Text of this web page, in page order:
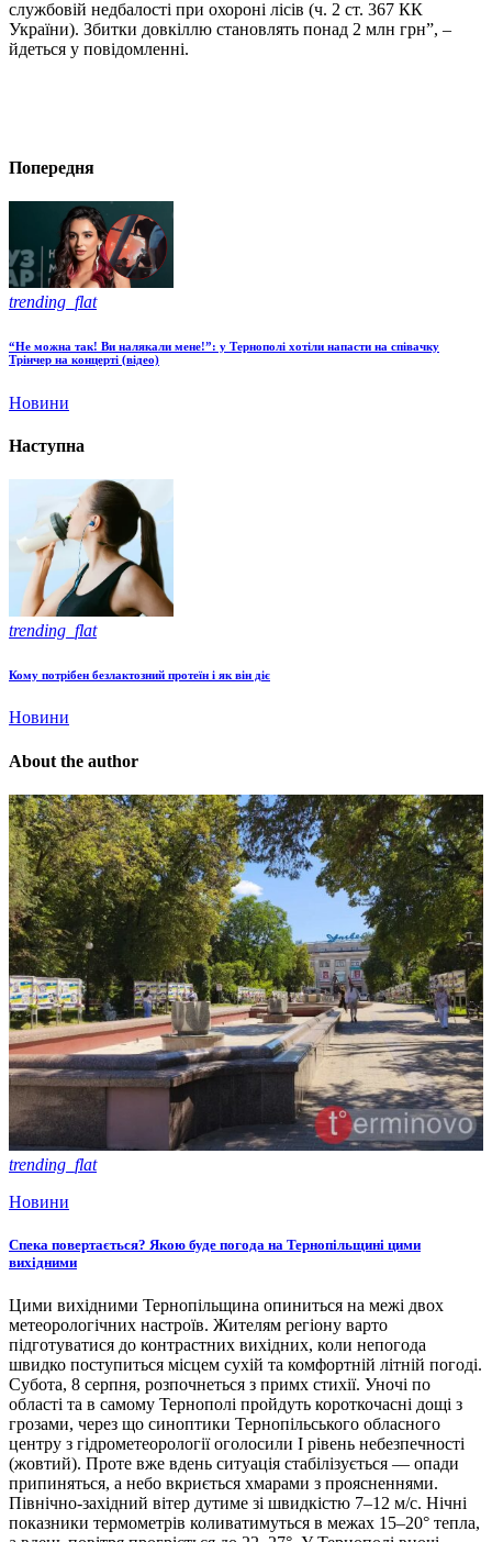
службовій недбалості при охороні лісів (ч. 2 ст. 367 КК
України). Збитки довкіллю становлять понад 2 млн грн”, –
йдеться у повідомленні.
Попередня
trending_flat
“Не можна так! Ви налякали мене!”: у Тернополі хотіли напасти на співачку
Трінчер на концерті (відео)
Новини
Наступна
trending_flat
Кому потрібен безлактозний протеїн і як він діє
Новини
About the author
trending_flat
Новини
Спека повертається? Якою буде погода на Тернопільщині цими
вихідними
Цими вихідними Тернопільщина опиниться на межі двох
метеорологічних настроїв. Жителям регіону варто
підготуватися до контрастних вихідних, коли непогода
швидко поступиться місцем сухій та комфортній літній погоді.
Субота, 8 серпня, розпочнеться з примх стихії. Уночі по
області та в самому Тернополі пройдуть короткочасні дощі з
грозами, через що синоптики Тернопільського обласного
центру з гідрометеорології оголосили І рівень небезпечності
(жовтий). Проте вже вдень ситуація стабілізується — опади
припиняться, а небо вкриється хмарами з проясненнями.
Північно-західний вітер дутиме зі швидкістю 7–12 м/с. Нічні
показники термометрів коливатимуться в межах 15–20° тепла,